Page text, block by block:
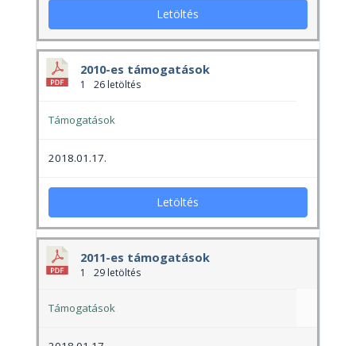
Letöltés
2010-es támogatások
1 26 letöltés
Támogatások
2018.01.17.
Letöltés
2011-es támogatások
1 29 letöltés
Támogatások